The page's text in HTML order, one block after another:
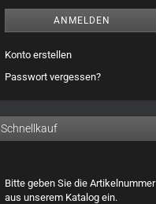
ANMELDEN
Konto erstellen
Passwort vergessen?
Schnellkauf
BITTE
GEBEN
Bitte geben Sie die Artikelnummer
aus unserem Katalog ein.